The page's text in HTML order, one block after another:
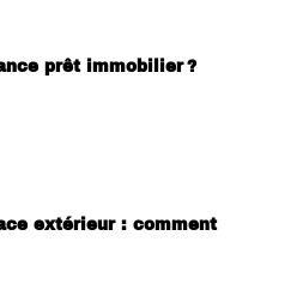
prêt immobilier ?
extérieur : comment